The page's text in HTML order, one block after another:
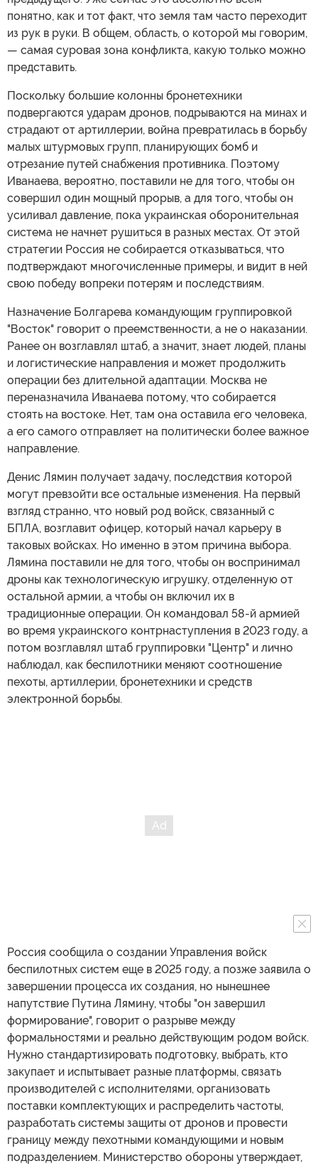
понятно, как и тот факт, что земля там часто переходит
из рук в руки. В общем, область, о которой мы говорим,
— самая суровая зона конфликта, какую только можно
представить.
Поскольку большие колонны бронетехники
подвергаются ударам дронов, подрываются на минах и
страдают от артиллерии, война превратилась в борьбу
малых штурмовых групп, планирующих бомб и
отрезание путей снабжения противника. Поэтому
Иванаева, вероятно, поставили не для того, чтобы он
совершил один мощный прорыв, а для того, чтобы он
усиливал давление, пока украинская оборонительная
система не начнет рушиться в разных местах. От этой
стратегии Россия не собирается отказываться, что
подтверждают многочисленные примеры, и видит в ней
свою победу вопреки потерям и последствиям.
Назначение Болгарева командующим группировкой
"Восток" говорит о преемственности, а не о наказании.
Ранее он возглавлял штаб, а значит, знает людей, планы
и логистические направления и может продолжить
операции без длительной адаптации. Москва не
переназначила Иванаева потому, что собирается
стоять на востоке. Нет, там она оставила его человека,
а его самого отправляет на политически более важное
направление.
Денис Лямин получает задачу, последствия которой
могут превзойти все остальные изменения. На первый
взгляд странно, что новый род войск, связанный с
БПЛА, возглавит офицер, который начал карьеру в
таковых войсках. Но именно в этом причина выбора.
Лямина поставили не для того, чтобы он воспринимал
дроны как технологическую игрушку, отделенную от
остальной армии, а чтобы он включил их в
традиционные операции. Он командовал 58-й армией
во время украинского контрнаступления в 2023 году, а
потом возглавлял штаб группировки "Центр" и лично
наблюдал, как беспилотники меняют соотношение
пехоты, артиллерии, бронетехники и средств
электронной борьбы.
Россия сообщила о создании Управления войск
беспилотных систем еще в 2025 году, а позже заявила о
завершении процесса их создания, но нынешнее
напутствие Путина Лямину, чтобы "он завершил
формирование", говорит о разрыве между
формальностями и реально действующим родом войск.
Нужно стандартизировать подготовку, выбрать, кто
закупает и испытывает разные платформы, связать
производителей с исполнителями, организовать
поставки комплектующих и распределить частоты,
разработать системы защиты от дронов и провести
границу между пехотными командующими и новым
подразделением. Министерство обороны утверждает,